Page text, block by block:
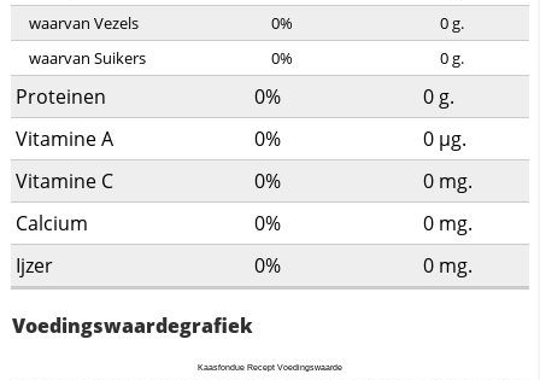
waarvan Vezels 0% 0g.
waarvan Suikers
0% 0g.
Proteinen 0% 0 g.
Vitamine A
0% 0 µg.
Vitamine C
0% 0 mg.
Calcium
0% 0 mg.
Ijzer
0% 0 mg.
Voedingswaardegrafiek